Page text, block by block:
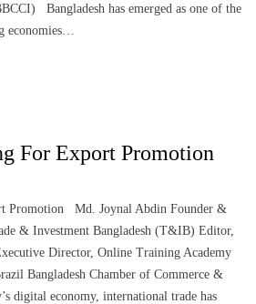
Bangladesh has emerged as one of the
economies…
For Export Promotion
Promotion Md. Joynal Abdin Founder &
& Investment Bangladesh (T&IB) Editor,
Director, Online Training Academy
Bangladesh Chamber of Commerce &
digital economy, international trade has